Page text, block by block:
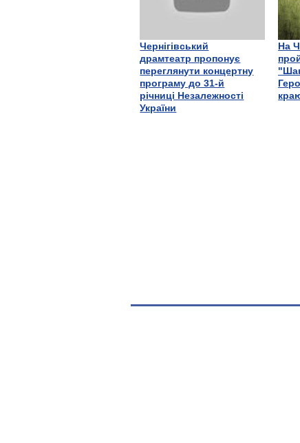
Чернігівський
драмтеатр пропонує
переглянути концертну
програму до 31-й
річниці Незалежності
України
На